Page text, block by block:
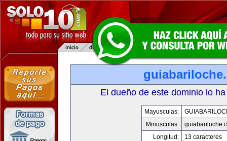
El dueño de este dominio lo
Mayusculas:
Minusculas:
Longitud:
13 caracteres